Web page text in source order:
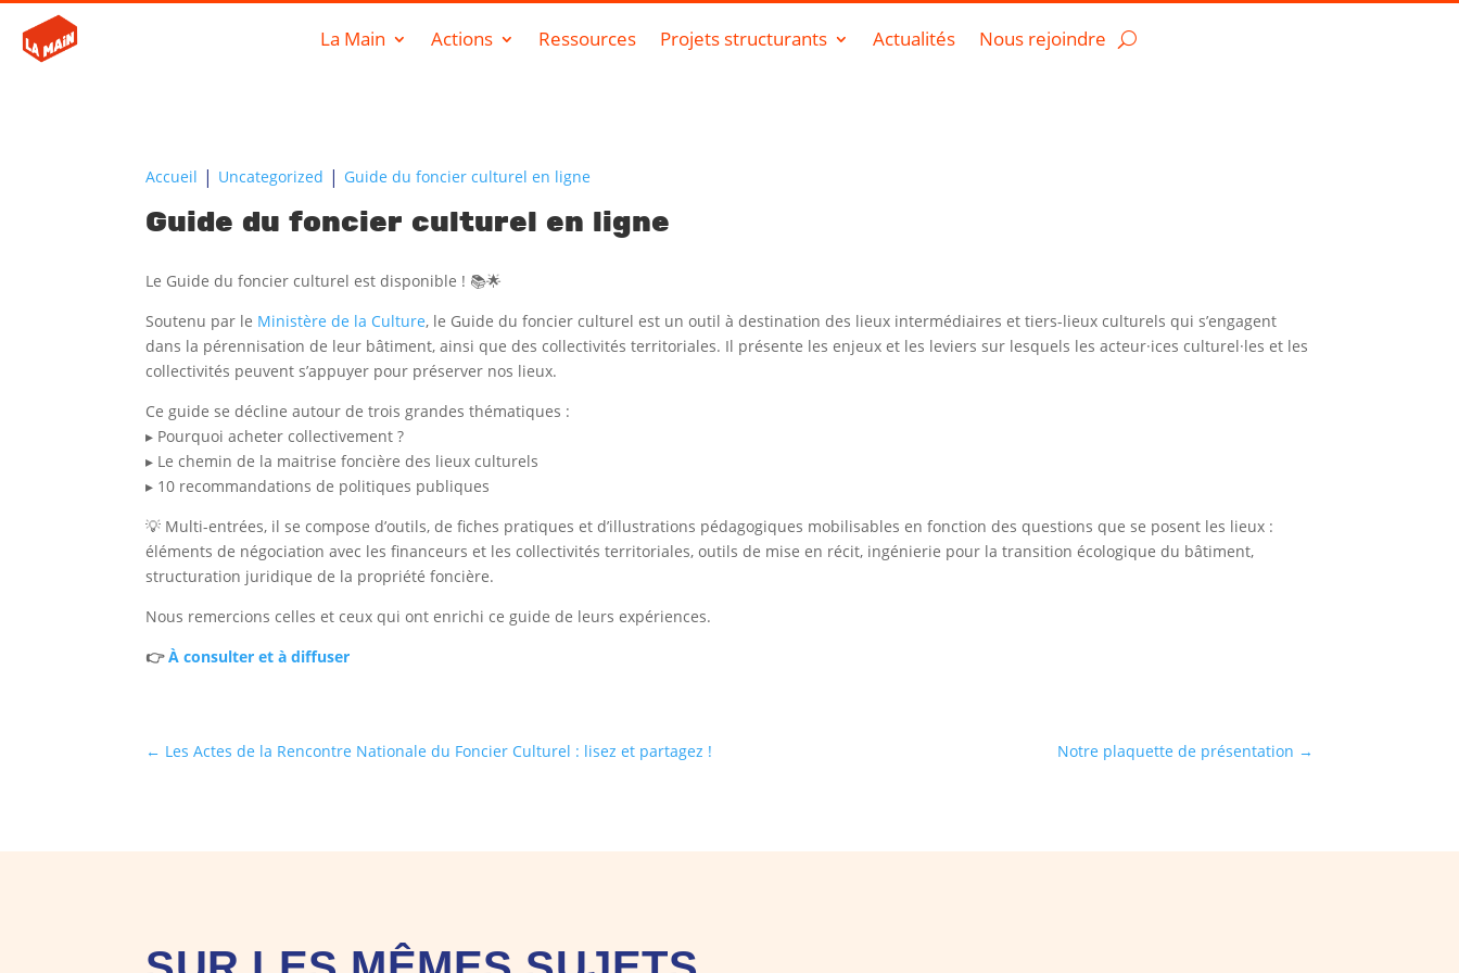
La Main Actions Ressources Projets structurants Actualités Nous rejoindre
Accueil Uncategorized Guide du foncier culturel en ligne
Guide du foncier culturel en ligne
Le Guide du foncier culturel est disponible ! 📚🌟
Soutenu par le Ministère de la Culture, le Guide du foncier culturel est un outil à destination des lieux intermédiaires et tiers-lieux culturels qui s’engagent
dans la pérennisation de leur bâtiment, ainsi que des collectivités territoriales. Il présente les enjeux et les leviers sur lesquels les acteur·ices culturel·les et les
collectivités peuvent s’appuyer pour préserver nos lieux.
Ce guide se décline autour de trois grandes thématiques :
▸ Pourquoi acheter collectivement ?
▸ Le chemin de la maitrise foncière des lieux culturels
▸ 10 recommandations de politiques publiques
💡 Multi-entrées, il se compose d’outils, de fiches pratiques et d’illustrations pédagogiques mobilisables en fonction des questions que se posent les lieux :
éléments de négociation avec les financeurs et les collectivités territoriales, outils de mise en récit, ingénierie pour la transition écologique du bâtiment,
structuration juridique de la propriété foncière.
Nous remercions celles et ceux qui ont enrichi ce guide de leurs expériences.
👉À consulter et à diffuser
← Les Actes de la Rencontre Nationale du Foncier Culturel : lisez et partagez ! Notre plaquette de présentation →